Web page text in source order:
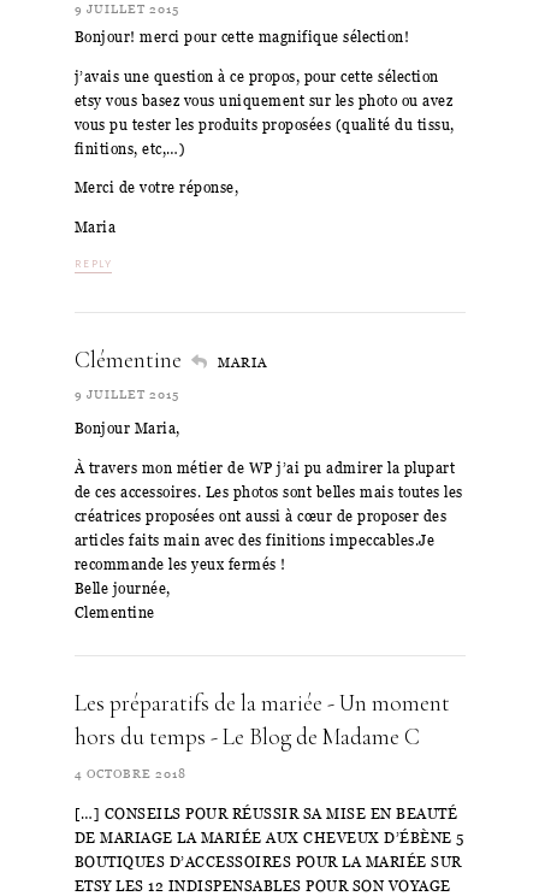
9 JUILLET 2015
Bonjour! merci pour cette magnifique sélection!
j’avais une question à ce propos, pour cette sélection
etsy vous basez vous uniquement sur les photo ou avez
vous pu tester les produits proposées (qualité du tissu,
finitions, etc,…)
Merci de votre réponse,
Maria
REPLY
Clémentine MARIA
9 JUILLET 2015
Bonjour Maria,
À travers mon métier de WP j’ai pu admirer la plupart
de ces accessoires. Les photos sont belles mais toutes les
créatrices proposées ont aussi à cœur de proposer des
articles faits main avec des finitions impeccables.Je
recommande les yeux fermés !
Belle journée,
Clementine
Les préparatifs de la mariée - Un moment
hors du temps - Le Blog de Madame C
4 OCTOBRE 2018
[…] CONSEILS POUR RÉUSSIR SA MISE EN BEAUTÉ
DE MARIAGE LA MARIÉE AUX CHEVEUX D’ÉBÈNE 5
BOUTIQUES D’ACCESSOIRES POUR LA MARIÉE SUR
ETSY LES 12 INDISPENSABLES POUR SON VOYAGE